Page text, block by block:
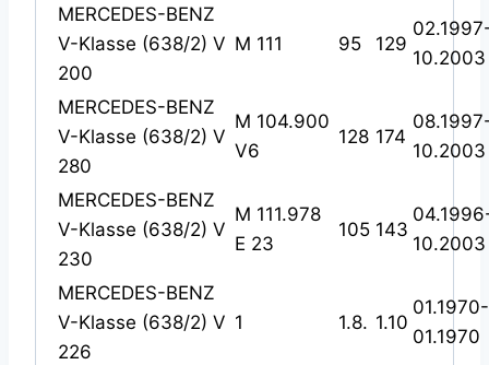
MERCEDES-BENZ
V-Klasse (638/2) V
200
M 111 95 129
10.2003
MERCEDES-BENZ
V-Klasse (638/2) V
280
M 104.900
V6
128 174
10.2003
MERCEDES-BENZ
V-Klasse (638/2) V
230
M 111.978
E 23
105 143
10.2003
MERCEDES-BENZ
V-Klasse (638/2) V
226
1 1.8. 1.10
01.1970-
01.1970